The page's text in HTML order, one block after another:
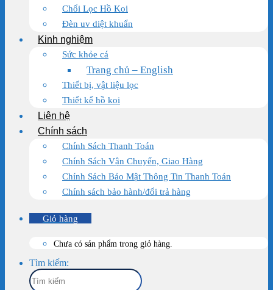
Chổi Lọc Hồ Koi
Đèn uv diệt khuẩn
Kinh nghiệm
Sức khỏe cá
Trang chủ – English
Thiết bị, vật liệu lọc
Thiết kế hồ koi
Liên hệ
Chính sách
Chính Sách Thanh Toán
Chính Sách Vận Chuyển, Giao Hàng
Chính Sách Bảo Mật Thông Tin Thanh Toán
Chính sách bảo hành/đổi trả hàng
Giỏ hàng
Chưa có sản phẩm trong giỏ hàng.
Tìm kiếm: